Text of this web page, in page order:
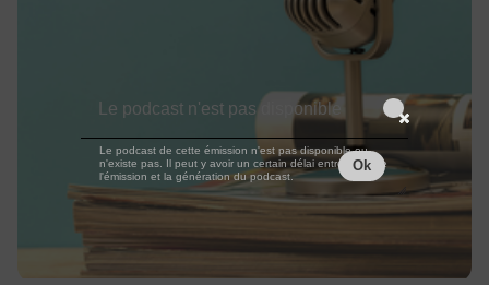
Le podcast n'est pas disponible
Le podcast de cette émission n'est pas disponible ou
n'existe pas. Il peut y avoir un certain délai entre la fin de
l'émission et la génération du podcast.
Ok